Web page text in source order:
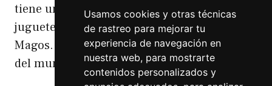
Usamos cookies y otras técnicas
de rastreo para mejorar tu
experiencia de navegación en
nuestra web, para mostrarte
contenidos personalizados y
tiene una edad recuerda con cariño esos
juguetes que venían por Navidad o por Reyes
Magos. Que los esperabas con toda la ilusión
del mundo …Leer más